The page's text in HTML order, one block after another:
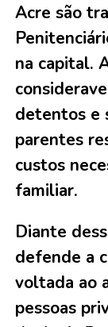
Acre são
na capital.
detentos e
parentes
custos
familiar.
Diante
defende a
voltada ao
pessoas